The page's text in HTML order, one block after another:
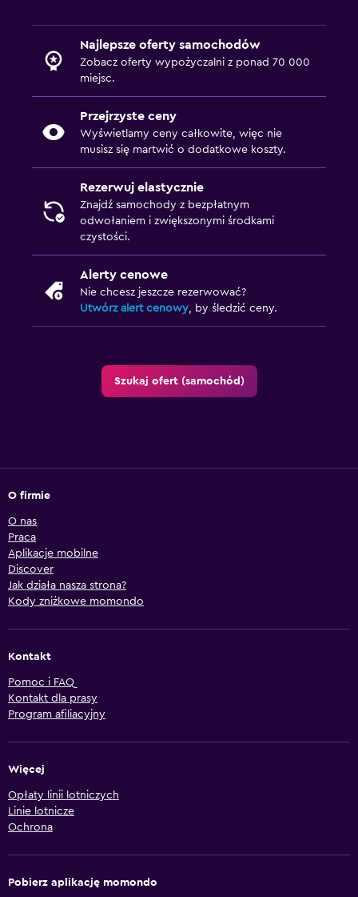
Najlepsze oferty samochodów
Zobacz oferty wypożyczalni z ponad 70 000
miejsc.
Przejrzyste ceny
Wyświetlamy ceny całkowite, więc nie
musisz się martwić o dodatkowe koszty.
Rezerwuj elastycznie
Znajdź samochody z bezpłatnym
odwołaniem i zwiększonymi środkami
czystości.
Alerty cenowe
Nie chcesz jeszcze rezerwować?
Utwórz alert cenowy, by śledzić ceny.
Szukaj ofert (samochód)
O firmie
O nas
Praca
Aplikacje mobilne
Discover
Jak działa nasza strona?
Kody zniżkowe momondo
Kontakt
Pomoc i FAQ
Kontakt dla prasy
Program afiliacyjny
Więcej
Opłaty linii lotniczych
Linie lotnicze
Ochrona
Pobierz aplikację momondo